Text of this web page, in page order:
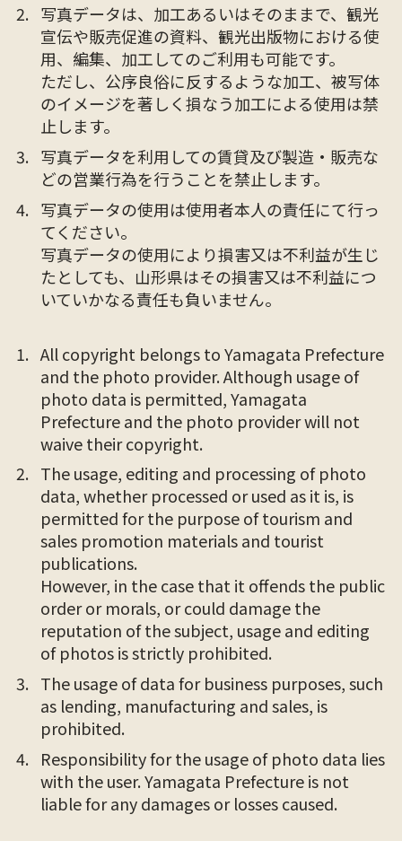
写真データは、加工あるいはそのままで、観光
宣伝や販売促進の資料、観光出版物における使
用、編集、加工してのご利用も可能です。
ただし、公序良俗に反するような加工、被写体
のイメージを著しく損なう加工による使用は禁
止します。
写真データを利用しての賃貸及び製造・販売な
どの営業行為を行うことを禁止します。
写真データの使用は使用者本人の責任にて行っ
てください。
写真データの使用により損害又は不利益が生じ
たとしても、山形県はその損害又は不利益につ
いていかなる責任も負いません。
All copyright belongs to Yamagata Prefecture
and the photo provider. Although usage of
photo data is permitted, Yamagata
Prefecture and the photo provider will not
waive their copyright.
The usage, editing and processing of photo
data, whether processed or used as it is, is
permitted for the purpose of tourism and
sales promotion materials and tourist
publications.
However, in the case that it offends the public
order or morals, or could damage the
reputation of the subject, usage and editing
of photos is strictly prohibited.
The usage of data for business purposes, such
as lending, manufacturing and sales, is
prohibited.
Responsibility for the usage of photo data lies
with the user. Yamagata Prefecture is not
liable for any damages or losses caused.